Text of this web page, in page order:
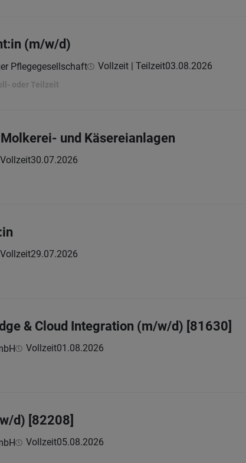
(m/w/d)
Pflegegesellschaft Vollzeit | Teilzeit03.08.2026
oder Teilzeit
und Käsereianlagen
Vollzeit30.07.2026
Vollzeit29.07.2026
& Cloud Integration (m/w/d) [81630]
Vollzeit01.08.2026
d) [82208]
Vollzeit05.08.2026